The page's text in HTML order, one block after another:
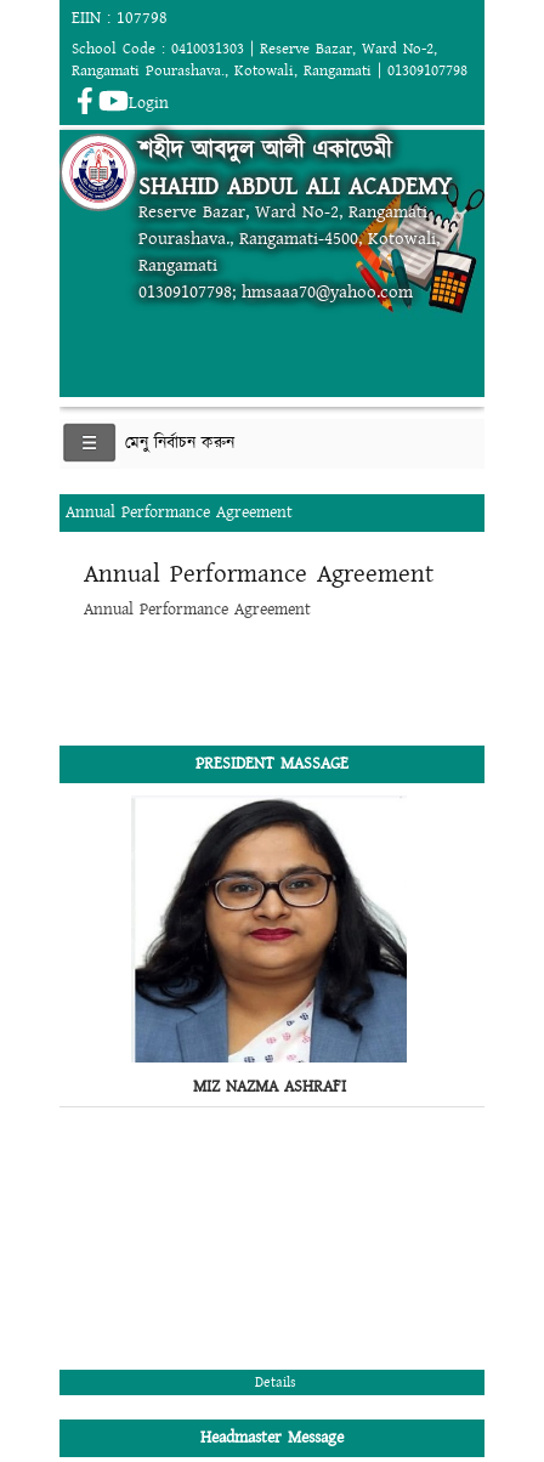
EIIN : 107798
School Code : 0410031303 | Reserve Bazar, Ward No-2,
Rangamati Pourashava., Kotowali, Rangamati | 01309107798
Login
শহীদ আবদুল আলী একাডেমী
SHAHID ABDUL ALI ACADEMY
Reserve Bazar, Ward No-2, Rangamati
Pourashava., Rangamati-4500, Kotowali,
Rangamati
01309107798; hmsaaa70@yahoo.com
মেনু নির্বাচন করুন
Annual Performance Agreement
Annual Performance Agreement
Annual Performance Agreement
PRESIDENT MASSAGE
MIZ NAZMA ASHRAFI
Details
Headmaster Message